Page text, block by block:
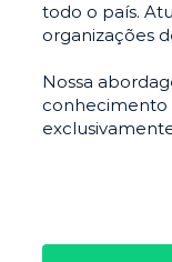
todo o país.
organizações
Nossa
conhecimento